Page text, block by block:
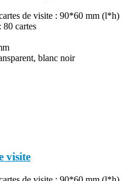
de visite : 90*60 mm (l*h)
80 cartes
blanc noir
visite